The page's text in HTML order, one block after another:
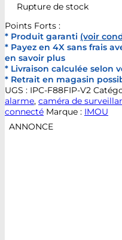
Rupture de stock
Points Forts :
* Produit garanti (voir
* Payez en 4X sans frais
en savoir plus
* Livraison calculée selon
* Retrait en magasin
UGS : IPC-F88FIP-V2
alarme, caméra de
connecté Marque : IMOU
ANNONCE